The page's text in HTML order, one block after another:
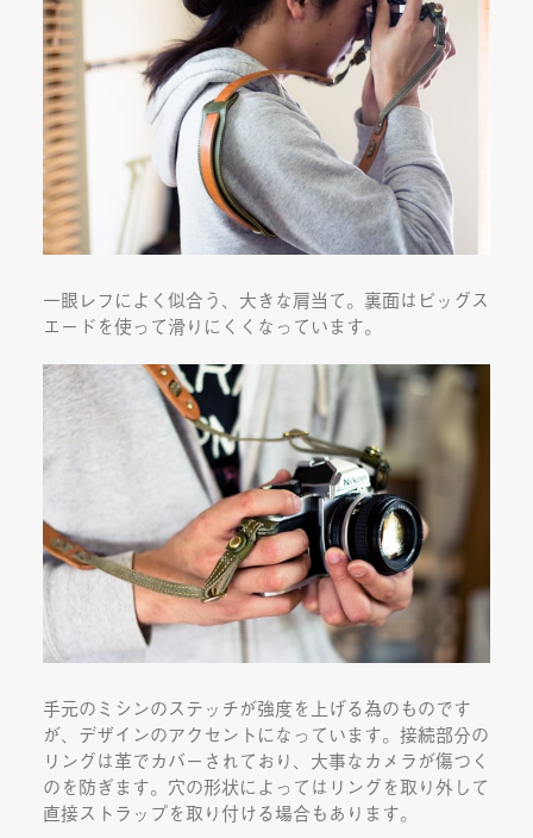
一眼レフによく似合う、大きな肩当て。裏面はピッグス
エードを使って滑りにくくなっています。
手元のミシンのステッチが強度を上げる為のものです
が、デザインのアクセントになっています。接続部分の
リングは革でカバーされており、大事なカメラが傷つく
のを防ぎます。穴の形状によってはリングを取り外して
直接ストラップを取り付ける場合もあります。